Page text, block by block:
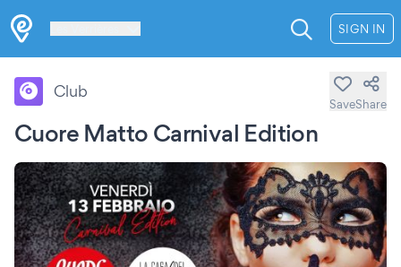
SIGN IN
Cuore Matto Carnival Edition
Club
SaveShare